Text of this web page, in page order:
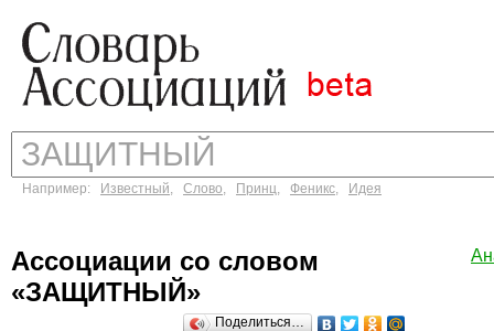
Например: Известный, Слово, Принц, Феникс, Идея
Ассоциации со словом
«ЗАЩИТНЫЙ»
Поделиться…